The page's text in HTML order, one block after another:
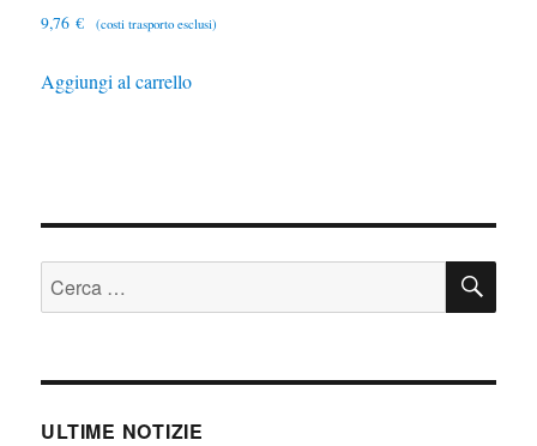
9,76€ (costi trasporto esclusi)
Aggiungi al carrello
Cerca:
ULTIME NOTIZIE